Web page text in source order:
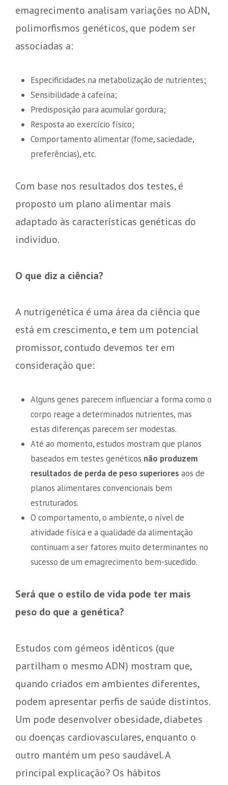
emagrecimento analisam variações no ADN,
polimorfismos genéticos, que podem ser
associadas a:
Especificidades na metabolização de nutrientes;
Sensibilidade à cafeína;
Predisposição para acumular gordura;
Resposta ao exercício físico;
Comportamento alimentar (fome, saciedade,
preferências), etc.
Com base nos resultados dos testes, é
proposto um plano alimentar mais
adaptado às características genéticas do
individuo.
O que diz a ciência?
A nutrigenética é uma área da ciência que
está em crescimento, e tem um potencial
promissor, contudo devemos ter em
consideração que:
Alguns genes parecem influenciar a forma como o
corpo reage a determinados nutrientes, mas
estas diferenças parecem ser modestas.
Até ao momento, estudos mostram que planos
baseados em testes genéticos não produzem
resultados de perda de peso superiores aos de
planos alimentares convencionais bem
estruturados.
O comportamento, o ambiente, o nível de
atividade física e a qualidade da alimentação
continuam a ser fatores muito determinantes no
sucesso de um emagrecimento bem-sucedido.
Será que o estilo de vida pode ter mais
peso do que a genética?
Estudos com gémeos idênticos (que
partilham o mesmo ADN) mostram que,
quando criados em ambientes diferentes,
podem apresentar perfis de saúde distintos.
Um pode desenvolver obesidade, diabetes
ou doenças cardiovasculares, enquanto o
outro mantém um peso saudável. A
principal explicação? Os hábitos